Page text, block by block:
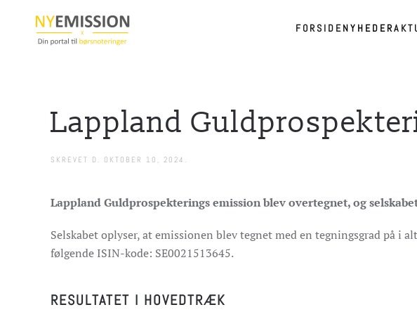
Gå til hovedindhold FORSIDENYHEDER
Lappland
SKREVET D. OKTOBER 10, 2024 .
Lappland Guldprospekterings emission blev overtegnet, og
Selskabet oplyser, at emissionen blev tegnet med en tegningsgrad på i
følgende ISIN-kode: SE0021513645.
RESULTATET I HOVEDTRÆK